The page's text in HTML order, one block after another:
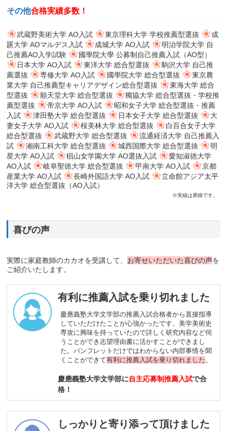
その他合格実績多数！
武蔵野美術大学 AO入試 東京理科大学 学校推薦型選抜
成
蹊大学 AOマルデス入試
成城大学 AO入試
明治学院大学 自
己推薦AO入学試験
國學院大學 公募制自己推薦入試（AO型）
日本大学 AO入試
東洋大学 総合型選抜
駒沢大学 自己推
薦選抜
専修大学 AO入試 國學院大学 総合型選抜
東京農
業大学 自己推薦型キャリアデザイン総合型選抜
東海大学 総合
型選抜
順天堂大学 総合型選抜
獨協大学 総合型選抜・学校推
薦型選抜
帝京大学 AO入試
昭和女子大学 総合型選抜・推薦
入試
津田塾大学 総合型選抜 日本女子大学 総合型選抜
大
妻女子大学 AO入試
桜美林大学 総合型選抜
白百合女子大学
総合型選抜
武蔵野大学 総合型選抜
流通経済大学 自己推薦入
試
湘南工科大学 総合型選抜 城西国際大学 総合型選抜
明
星大学 AO入試
椙山女学園大学 AO選抜入試
愛知淑徳大学
AO入試
岐阜聖徳大学 総合型選抜 甲南大学 AO入試
京都
産業大学 AO入試
長崎外国語大学 AO入試
立命館アジア太平
洋大学 総合型選抜（AO入試）
※実績は累積です。
喜びの声
実際に家庭教師のカカオを受講して、 お寄せいただいた喜びの声を
ご紹介いたします。
有利に推薦入試を乗り切れました
慶應義塾大学文学部の推薦入試合格者から直接指導
していただけたことが心強かったです。美学美術史
専攻に興味を持っていたので詳しく研究内容など伺
うことができ志望理由書に活かすことができまし
た。パンフレットだけではわからない内部事情を聞
くことができて有利に推薦入試を乗り切れました 。
慶應義塾大学文学部に自主応募制推薦入試で合
格！
しっかりと寄り添って頂けました